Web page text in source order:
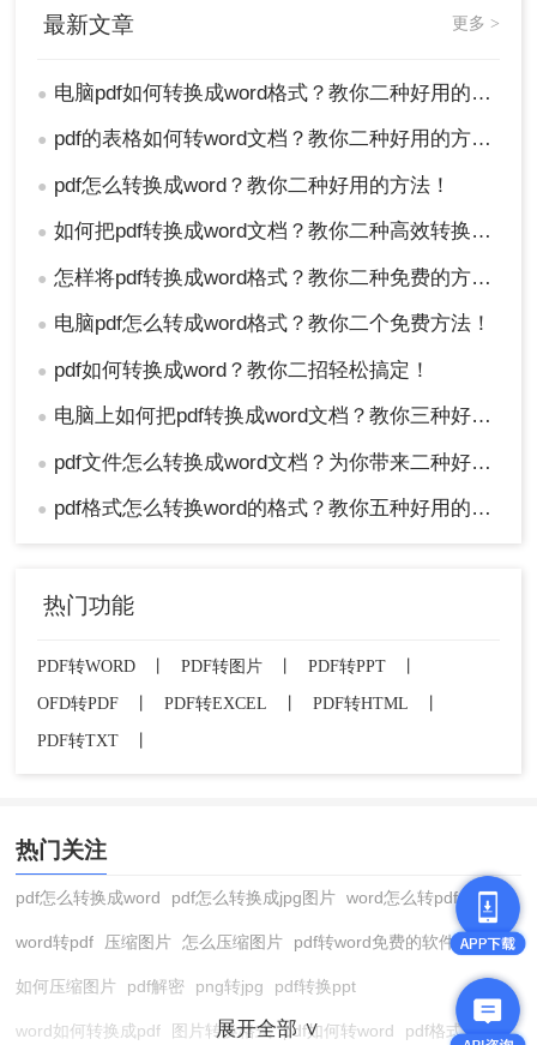
最新文章 更多 >
● 电脑pdf如何转换成word格式？教你二种好用的方法！
● pdf的表格如何转word文档？教你二种好用的方法！
● pdf怎么转换成word？教你二种好用的方法！
● 如何把pdf转换成word文档？教你二种高效转换方法！
● 怎样将pdf转换成word格式？教你二种免费的方法！
● 电脑pdf怎么转成word格式？教你二个免费方法！
● pdf如何转换成word？教你二招轻松搞定！
● 电脑上如何把pdf转换成word文档？教你三种好用的方法！
● pdf文件怎么转换成word文档？为你带来二种好用的方法！
● pdf格式怎么转换word的格式？教你五种好用的方法！
热门功能
PDF转WORD PDF转图片 PDF转PPT
OFD转PDF
PDF转EXCEL PDF转HTML
PDF转TXT
热门关注
pdf怎么转换成word pdf怎么转换成jpg图片 word怎么转pdf
word转pdf 压缩图片 怎么压缩图片 pdf转word免费的软件
如何压缩图片 pdf解密 png转jpg pdf转换ppt
word如何转换成pdf 图片转换格式 pdf如何转word pdf格式转换
展开全部 ∨